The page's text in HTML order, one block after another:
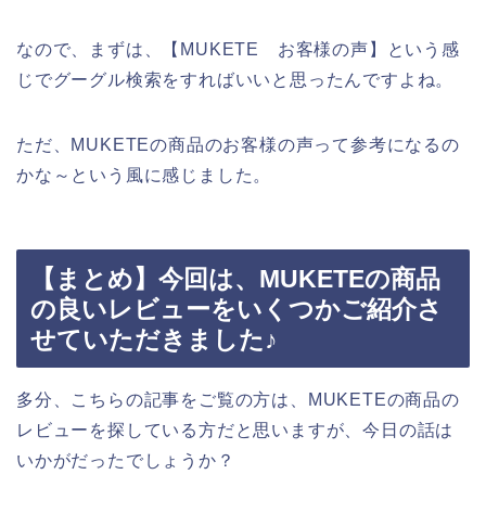
なので、まずは、【MUKETE お客様の声】という感
じでグーグル検索をすればいいと思ったんですよね。
ただ、MUKETEの商品のお客様の声って参考になるの
かな～という風に感じました。
【まとめ】今回は、MUKETEの商品
の良いレビューをいくつかご紹介さ
せていただきました♪
多分、こちらの記事をご覧の方は、MUKETEの商品の
レビューを探している方だと思いますが、今日の話は
いかがだったでしょうか？